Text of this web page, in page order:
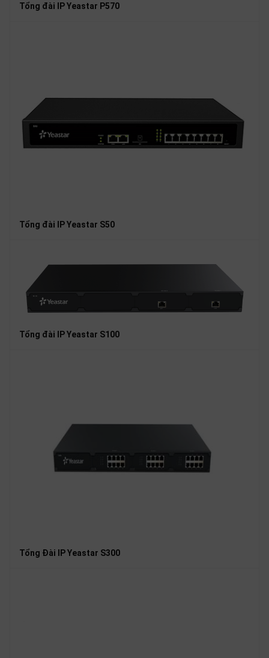
Tổng đài IP Yeastar P570
Tổng đài IP Yeastar S50
Tổng đài IP Yeastar S100
Tổng Đài IP Yeastar S300